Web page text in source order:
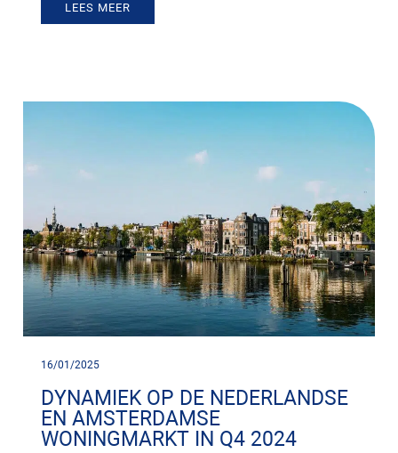
LEES MEER
16/01/2025
DYNAMIEK OP DE NEDERLANDSE
EN AMSTERDAMSE
WONINGMARKT IN Q4 2024